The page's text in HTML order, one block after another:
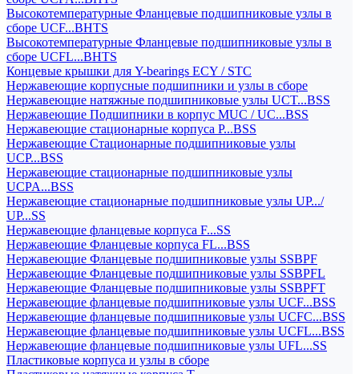
Высокотемпературные Фланцевые подшипниковые узлы в
сборе UCF...BHTS
Высокотемпературные Фланцевые подшипниковые узлы в
сборе UCFL...BHTS
Концевые крышки для Y-bearings ECY / STC
Нержавеющие корпусные подшипники и узлы в сборе
Нержавеющие натяжные подшипниковые узлы UCT...BSS
Нержавеющие Подшипники в корпус MUC / UC...BSS
Нержавеющие стационарные корпуса P...BSS
Нержавеющие Стационарные подшипниковые узлы
UCP...BSS
Нержавеющие стационарные подшипниковые узлы
UCPA...BSS
Нержавеющие стационарные подшипниковые узлы UP.../
UP...SS
Нержавеющие фланцевые корпуса F...SS
Нержавеющие Фланцевые корпуса FL...BSS
Нержавеющие Фланцевые подшипниковые узлы SSBPF
Нержавеющие Фланцевые подшипниковые узлы SSBPFL
Нержавеющие Фланцевые подшипниковые узлы SSBPFT
Нержавеющие фланцевые подшипниковые узлы UCF...BSS
Нержавеющие фланцевые подшипниковые узлы UCFC...BSS
Нержавеющие фланцевые подшипниковые узлы UCFL...BSS
Нержавеющие фланцевые подшипниковые узлы UFL...SS
Пластиковые корпуса и узлы в сборе